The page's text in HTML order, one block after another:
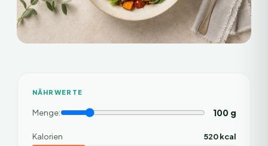
NÄHRWERTE
Menge: 100g
Kalorien
520 kcal